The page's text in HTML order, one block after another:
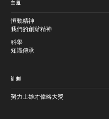
主題
恒動精神
我們的創辦精神
科學
知識傳承
計劃
勞力士雄才偉略大獎